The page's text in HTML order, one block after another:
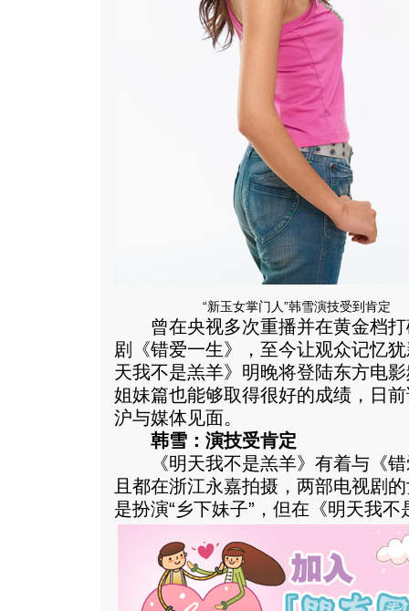
“新玉女掌门人”韩雪演技受到肯定
曾在央视多次重播并在黄金档打
剧《错爱一生》，至今让观众记忆
天我不是羔羊》明晚将登陆东方电
姐妹篇也能够取得很好的成绩，日
沪与媒体见面。
韩雪：演技受肯定
《明天我不是羔羊》有着与《错
且都在浙江永嘉拍摄，两部电视剧
是扮演“乡下妹子”，但在《明天我